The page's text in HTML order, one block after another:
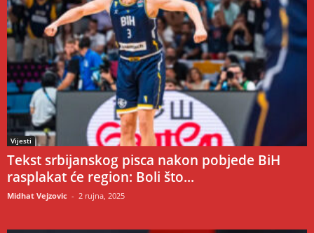
Vijesti
Tekst srbijanskog pisca nakon pobjede BiH
rasplakat će region: Boli što...
Midhat Vejzovic - 2 rujna, 2025